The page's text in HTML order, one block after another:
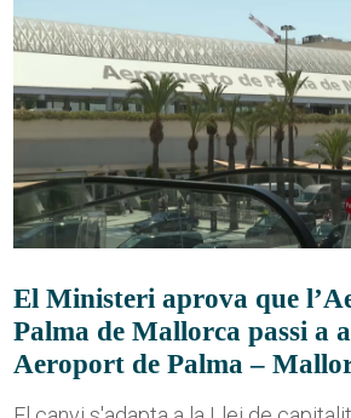
El Ministeri aprova que
Palma de Mallorca passi a
Aeroport de Palma –